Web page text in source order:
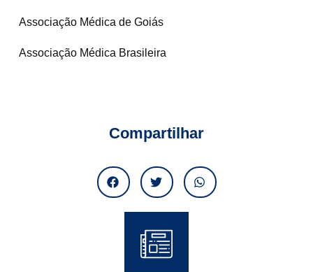
Associação Médica de Goiás
Associação Médica Brasileira
Compartilhar